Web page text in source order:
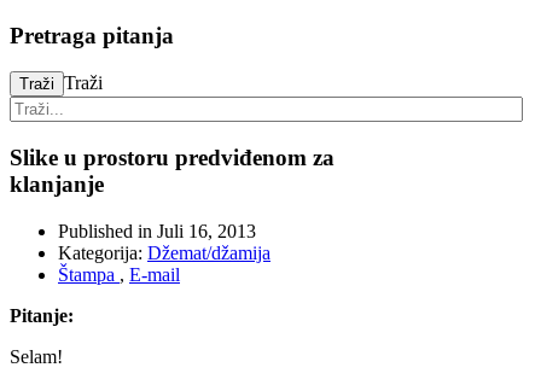
Pretraga pitanja
Traži Traži
Slike u prostoru predviđenom za
klanjanje
Published in Juli 16, 2013
Kategorija: Džemat/džamija
Štampa , E-mail
Pitanje:
Selam!